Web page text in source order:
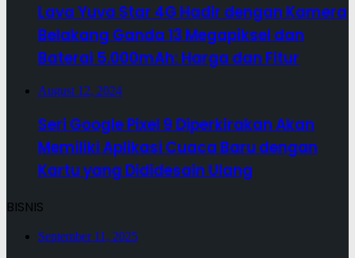
Lava Yuva Star 4G Hadir dengan Kamera
Belakang Ganda 13 Megapiksel dan
Baterai 5.000mAh: Harga dan Fitur
August 12, 2024
Seri Google Pixel 9 Diperkirakan Akan
Memiliki Aplikasi Cuaca Baru dengan
Kartu yang Dididesain Ulang
BISNIS
September 11, 2025